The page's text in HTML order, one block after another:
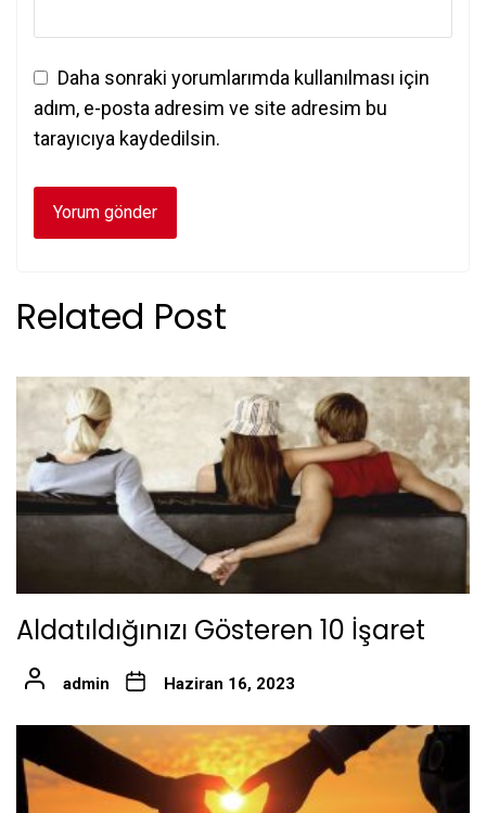
Daha sonraki yorumlarımda kullanılması için
adım, e-posta adresim ve site adresim bu
tarayıcıya kaydedilsin.
Related Post
Aldatıldığınızı Gösteren 10 İşaret
admin Haziran 16, 2023